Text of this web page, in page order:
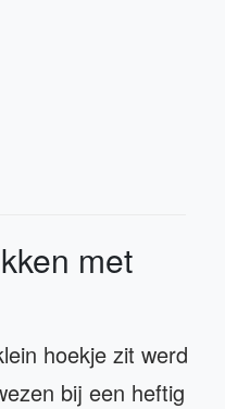
met
hoekje zit werd
bij een heftig